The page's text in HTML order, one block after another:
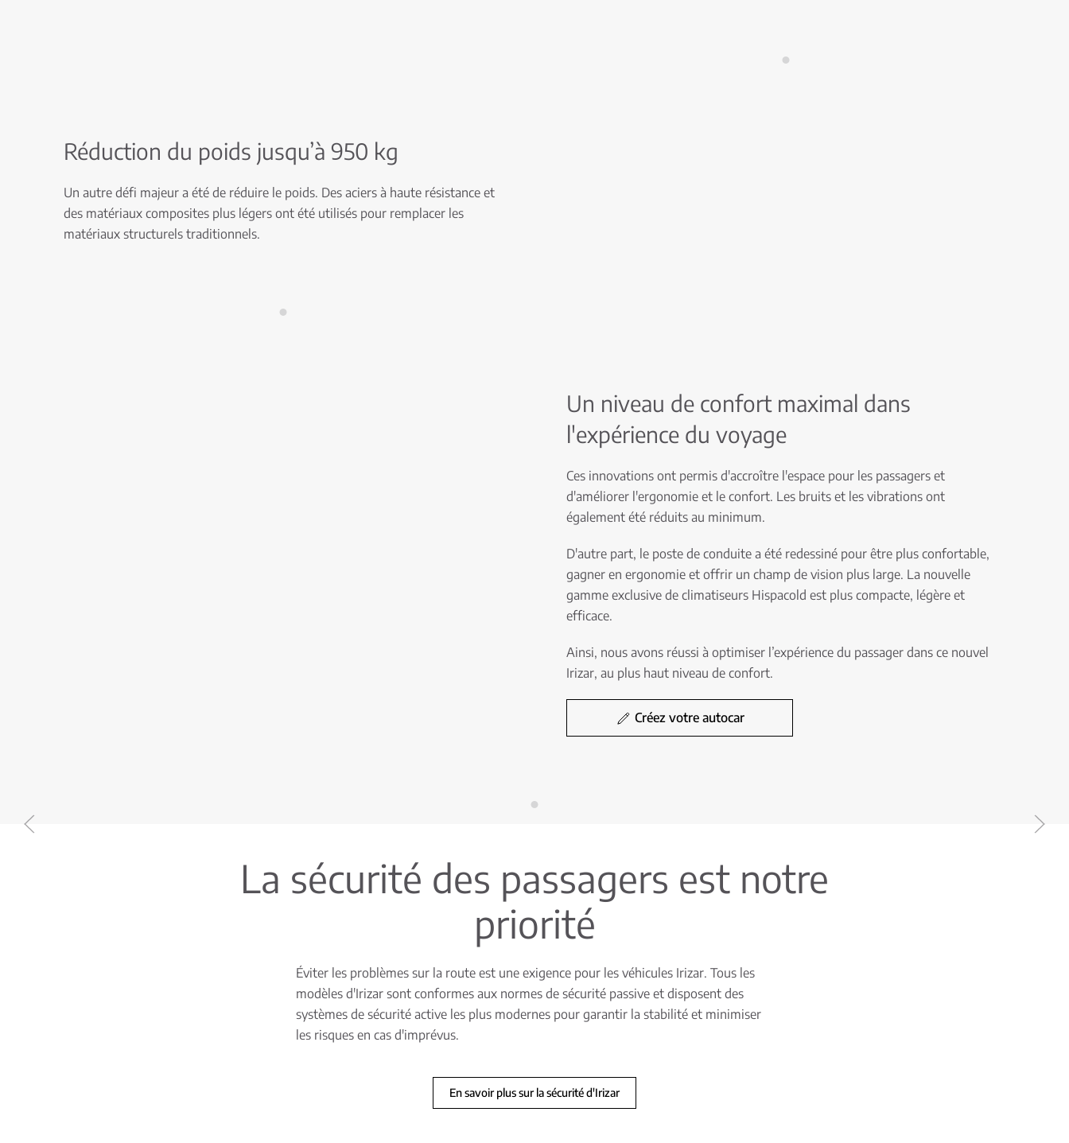
Réduction du poids jusqu’à 950 kg
Un autre défi majeur a été de réduire le poids. Des aciers à haute résistance et
des matériaux composites plus légers ont été utilisés pour remplacer les
matériaux structurels traditionnels.
Un niveau de confort maximal dans
l'expérience du voyage
Ces innovations ont permis d'accroître l'espace pour les passagers et
d'améliorer l'ergonomie et le confort. Les bruits et les vibrations ont
également été réduits au minimum.
D'autre part, le poste de conduite a été redessiné pour être plus confortable,
gagner en ergonomie et offrir un champ de vision plus large. La nouvelle
gamme exclusive de climatiseurs Hispacold est plus compacte, légère et
efficace.
Ainsi, nous avons réussi à optimiser l’expérience du passager dans ce nouvel
Irizar, au plus haut niveau de confort.
Créez votre autocar
La sécurité des passagers est notre
priorité
Éviter les problèmes sur la route est une exigence pour les véhicules Irizar. Tous les
modèles d'Irizar sont conformes aux normes de sécurité passive et disposent des
systèmes de sécurité active les plus modernes pour garantir la stabilité et minimiser
les risques en cas d'imprévus.
En savoir plus sur la sécurité d'Irizar